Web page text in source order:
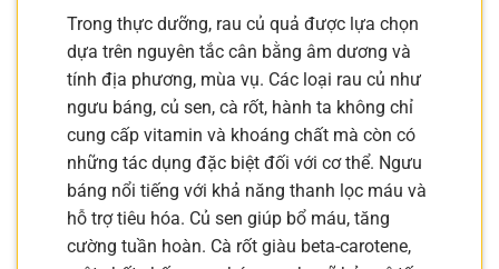
Trong thực dưỡng, rau củ quả được lựa chọn
dựa trên nguyên tắc cân bằng âm dương và
tính địa phương, mùa vụ. Các loại rau củ như
ngưu báng, củ sen, cà rốt, hành ta không chỉ
cung cấp vitamin và khoáng chất mà còn có
những tác dụng đặc biệt đối với cơ thể. Ngưu
báng nổi tiếng với khả năng thanh lọc máu và
hỗ trợ tiêu hóa. Củ sen giúp bổ máu, tăng
cường tuần hoàn. Cà rốt giàu beta-carotene,